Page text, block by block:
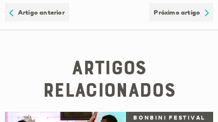
Artigo anterior Próximo artigo
Artigos
Relacionados
BONBINI FESTIVAL